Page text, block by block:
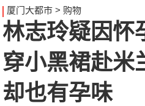
厦门大都市> 购物
林志玲疑因怀
穿小黑裙赴米
却也有孕味